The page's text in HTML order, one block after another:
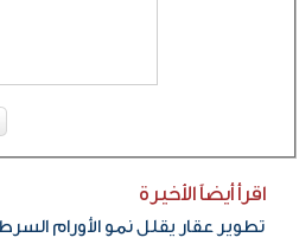
اقرأ أيضاًالأخيرة
تطوير عقار يقلل نمو الأورام